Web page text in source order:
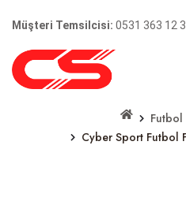
Müşteri Temsilcisi: 0531 363 12
Futbol
Cyber Sport Futbol